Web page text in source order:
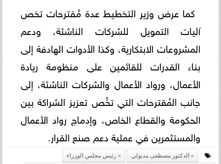
كما عرض وزير التخطيط عدة مُقترحات تخص
آليات التمويل للشركات الناشئة، ودعم
المشروعات الابتكارية، وكذا الأدوات الهادفة إلى
بناء القدرات للقائمين على منظومة ريادة
الأعمال، ورواد الأعمال والشركات الناشئة، إلى
جانب المُقترحات التي تخُص تعزيز الشراكة بين
الحكومة والقطاع الخاص، وإدماج رواد الأعمال
والمستثمرين في عملية دعم صنع القرار.
الدكتور مصطفى مدبولي
رئيس مجلس الوزراء